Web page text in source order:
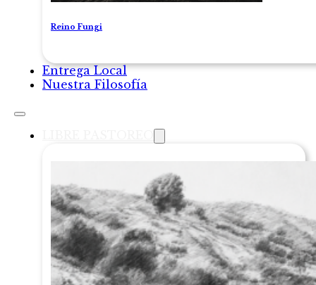
Reino Fungi
Entrega Local
Nuestra Filosofía